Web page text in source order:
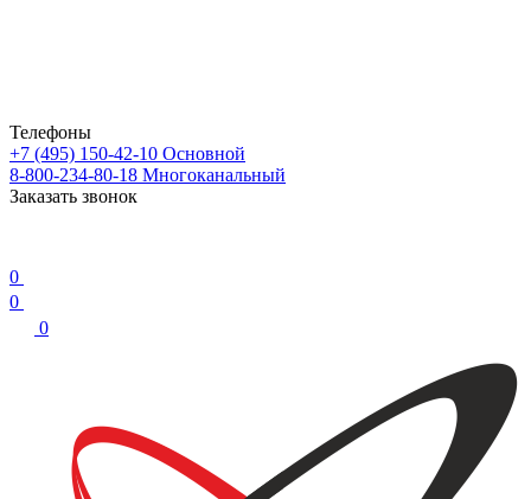
Телефоны
+7 (495) 150-42-10 Основной
8-800-234-80-18 Многоканальный
Заказать звонок
0
0
0